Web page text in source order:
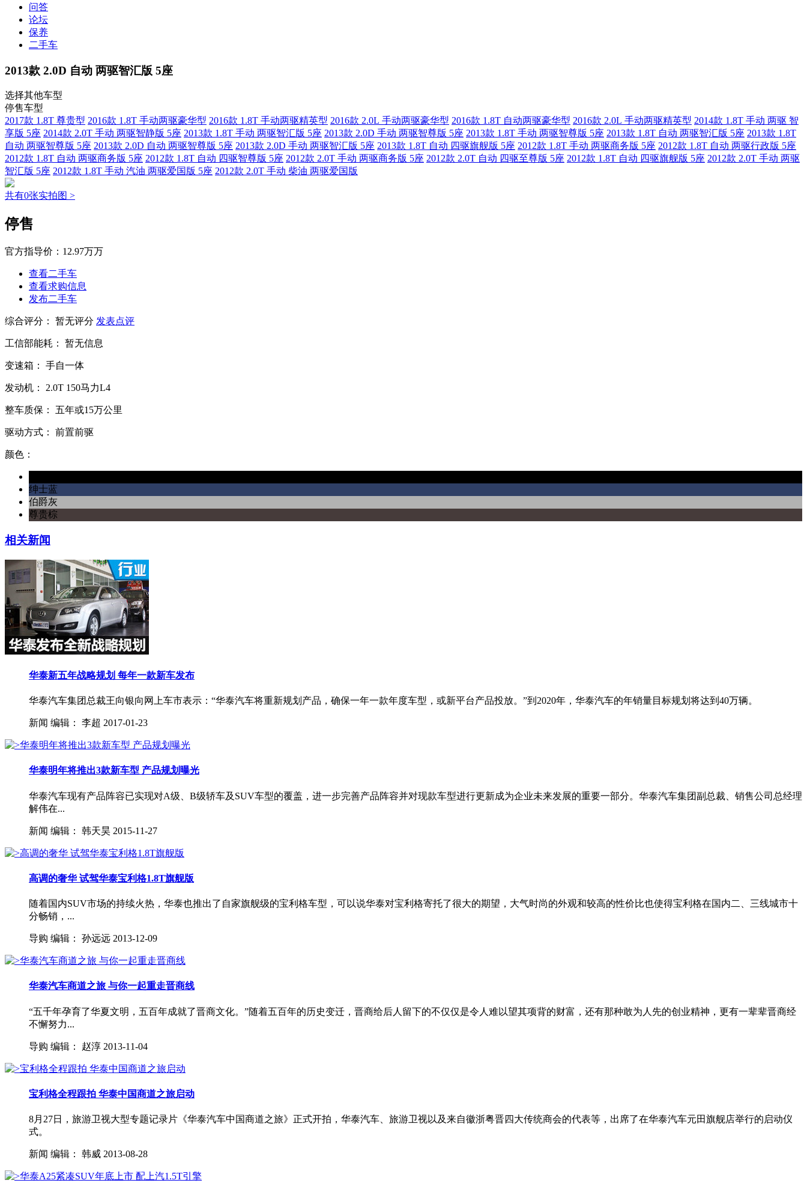
问答
论坛
保养
二手车
2013款 2.0D 自动 两驱智汇版 5座
选择其他车型
停售车型
2017款 1.8T 尊贵型 2016款 1.8T 手动两驱豪华型 2016款 1.8T 手动两驱精英型 2016款 2.0L 手动两驱豪华型 2016款 1.8T 自动两驱豪华型 2016款 2.0L 手动两驱精英型 2014款 1.8T 手动 两驱 智
享版 5座 2014款 2.0T 手动 两驱智静版 5座 2013款 1.8T 手动 两驱智汇版 5座 2013款 2.0D 手动 两驱智尊版 5座 2013款 1.8T 手动 两驱智尊版 5座 2013款 1.8T 自动 两驱智汇版 5座 2013款 1.8T
自动 两驱智尊版 5座 2013款 2.0D 自动 两驱智尊版 5座 2013款 2.0D 手动 两驱智汇版 5座 2013款 1.8T 自动 四驱旗舰版 5座 2012款 1.8T 手动 两驱商务版 5座 2012款 1.8T 自动 两驱行政版 5座
2012款 1.8T 自动 两驱商务版 5座 2012款 1.8T 自动 四驱智尊版 5座 2012款 2.0T 手动 两驱商务版 5座 2012款 2.0T 自动 四驱至尊版 5座 2012款 1.8T 自动 四驱旗舰版 5座 2012款 2.0T 手动 两驱
智汇版 5座 2012款 1.8T 手动 汽油 两驱爱国版 5座 2012款 2.0T 手动 柴油 两驱爱国版
共有0张实拍图 >
停售
官方指导价： 12.97万万
查看二手车
查看求购信息
发布二手车
综合评分： 暂无评分 发表点评
工信部能耗： 暂无信息
变速箱： 手自一体
发动机： 2.0T 150马力L4
整车质保： 五年或15万公里
驱动方式： 前置前驱
颜色：
绅士蓝
伯爵灰
尊贵棕
相关新闻
华泰新五年战略规划 每年一款新车发布
华泰汽车集团总裁王向银向网上车市表示：“华泰汽车将重新规划产品，确保一年一款年度车型，或新平台产品投放。”到2020年，华泰汽车的年销量目标规划将达到40万辆。
新闻 编辑： 李超 2017-01-23
华泰明年将推出3款新车型 产品规划曝光
华泰汽车现有产品阵容已实现对A级、B级轿车及SUV车型的覆盖，进一步完善产品阵容并对现款车型进行更新成为企业未来发展的重要一部分。华泰汽车集团副总裁、销售公司总经理
解伟在...
新闻 编辑： 韩天昊 2015-11-27
高调的奢华 试驾华泰宝利格1.8T旗舰版
随着国内SUV市场的持续火热，华泰也推出了自家旗舰级的宝利格车型，可以说华泰对宝利格寄托了很大的期望，大气时尚的外观和较高的性价比也使得宝利格在国内二、三线城市十
分畅销，...
导购 编辑： 孙远远 2013-12-09
华泰汽车商道之旅 与你一起重走晋商线
“五千年孕育了华夏文明，五百年成就了晋商文化。”随着五百年的历史变迁，晋商给后人留下的不仅仅是令人难以望其项背的财富，还有那种敢为人先的创业精神，更有一辈辈晋商经
不懈努力...
导购 编辑： 赵淳 2013-11-04
宝利格全程跟拍 华泰中国商道之旅启动
8月27日，旅游卫视大型专题记录片《华泰汽车中国商道之旅》正式开拍，华泰汽车、旅游卫视以及来自徽浙粤晋四大传统商会的代表等，出席了在华泰汽车元田旗舰店举行的启动仪
式。
新闻 编辑： 韩威 2013-08-28